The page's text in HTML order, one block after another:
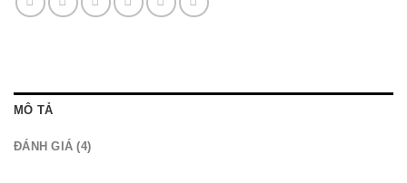
MÔ TẢ
ĐÁNH GIÁ (4)